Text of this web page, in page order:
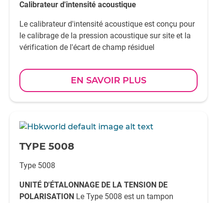
Calibrateur d'intensité acoustique
Le calibrateur d'intensité acoustique est conçu pour
le calibrage de la pression acoustique sur site et la
vérification de l'écart de champ résiduel
EN SAVOIR PLUS
-
TYPE 5008
Type 5008
UNITÉ D'ÉTALONNAGE DE LA TENSION DE
POLARISATION Le Type 5008 est un tampon